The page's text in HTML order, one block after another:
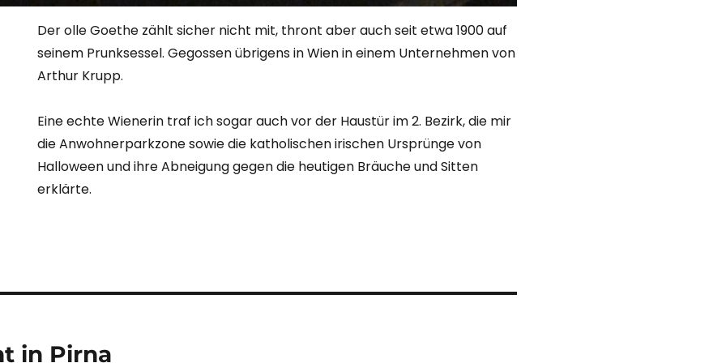
Der olle Goethe zählt sicher nicht mit, thront aber auch seit etwa 1900 auf
seinem Prunksessel. Gegossen übrigens in Wien in einem Unternehmen von
Arthur Krupp.
Eine echte Wienerin traf ich sogar auch vor der Haustür im 2. Bezirk, die mir
die Anwohnerparkzone sowie die katholischen irischen Ursprünge von
Halloween und ihre Abneigung gegen die heutigen Bräuche und Sitten
erklärte.
in Pirna